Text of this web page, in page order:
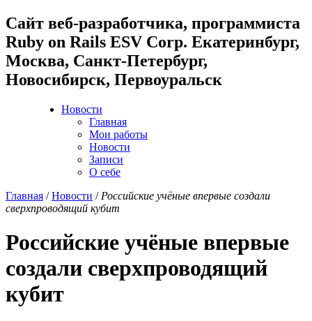
Cайт веб-разработчика, программиста
Ruby on Rails ESV Corp. Екатеринбург,
Москва, Санкт-Петербург,
Новосибирск, Первоуральск
Новости
Главная
Мои работы
Новости
Записи
О себе
Главная /Новости / Российские учёные впервые создали
сверхпроводящий кубит
Российские учёные впервые
создали сверхпроводящий
кубит